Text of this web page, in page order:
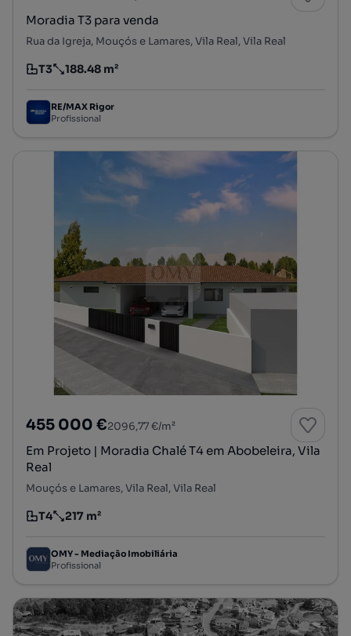
Moradia T3 para venda
Rua da Igreja, Mouçós e Lamares, Vila Real, Vila Real
Tipologia
T3
Preço por metro quadrado
188.48 m²
RE/MAX Rigor
Profissional
455 000 €2096,77 €/m²
Em Projeto | Moradia Chalé T4 em Abobeleira, Vila
Real
Mouçós e Lamares, Vila Real, Vila Real
Tipologia
T4
Preço por metro quadrado
217 m²
OMY - Mediação Imobiliária
Profissional